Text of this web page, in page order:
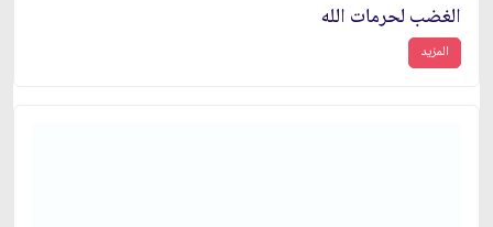
الغضب لحرمات الله
المزيد